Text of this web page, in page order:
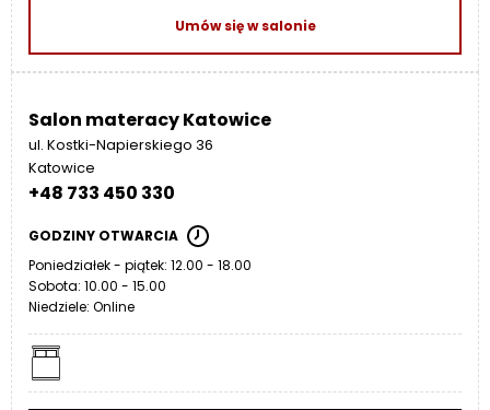
Umów się w salonie
Salon materacy Katowice
ul. Kostki-Napierskiego 36
Katowice
+48 733 450 330
GODZINY OTWARCIA
Poniedziałek - piątek: 12.00 - 18.00
Sobota: 10.00 - 15.00
Niedziele: Online